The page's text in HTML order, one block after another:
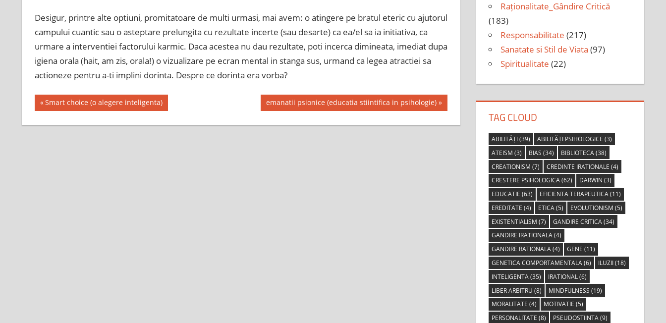
Desigur, printre alte optiuni, promitatoare de multi urmasi, mai avem: o atingere pe bratul eteric cu ajutorul
campului cuantic sau o asteptare prelungita cu rezultate incerte (sau desarte) ca ea/el sa ia initiativa, ca
urmare a interventiei factorului karmic. Daca acestea nu dau rezultate, poti incerca dimineata, imediat dupa
igiena orala (hait, am zis, orala!) o vizualizare pe ecran mental in stanga sus, urmand ca legea atractiei sa
actioneze pentru a-ti implini dorinta. Despre ce dorinta era vorba?
Post
navigation
Previous
Post:
Smart choice (o alegere inteligenta)
Next
Post:
emanatii psionice (educatia stiintifica in psihologie)
Raționalitate_Gândire Critică
(183)
Responsabilitate (217)
Sanatate si Stil de Viata (97)
Spiritualitate (22)
TAG CLOUD
ABILITĂȚI(39) ABILITĂȚI PSIHOLOGICE (3)
ATEISM (3) BIAS (34) BIBLIOTECA(38)
CREATIONISM (7) CREDINTE IRATIONALE (4)
CRESTERE PSIHOLOGICA(62) DARWIN (3)
EDUCATIE (63) EFICIENTA TERAPEUTICA(11)
EREDITATE (4) ETICA(5) EVOLUTIONISM (5)
EXISTENTIALISM (7) GANDIRE CRITICA(34)
GANDIRE IRATIONALA(4)
GANDIRE RATIONALA(4) GENE (11)
GENETICA COMPORTAMENTALA(6) ILUZII(18)
INTELIGENTA(35) IRATIONAL(6)
LIBER ARBITRU (8) MINDFULNESS (19)
MORALITATE (4) MOTIVATIE (5)
PERSONALITATE (8) PSEUDOSTIINTA(9)